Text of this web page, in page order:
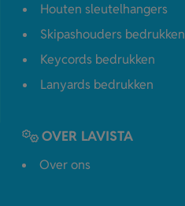
Houten sleutelhangers
Skipashouders bedrukken
Keycords bedrukken
Lanyards bedrukken
OVER LAVISTA
Over ons